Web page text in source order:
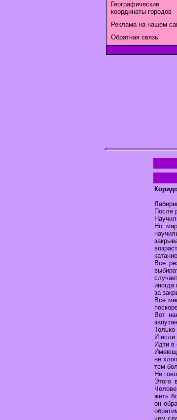
Географические
координаты городов
Реклама на нашем
Обратная связь
После
Но
Все
иногда
за
Все
Вот
Только
И если
Идти в
не
тем
Не
Этого
жить
он
чем